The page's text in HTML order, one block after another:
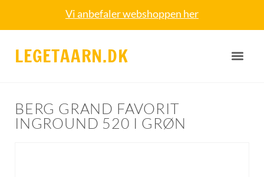
Vi anbefaler webshoppen her
LEGETAARN.DK
BERG GRAND FAVORIT
INGROUND 520 I GRØN